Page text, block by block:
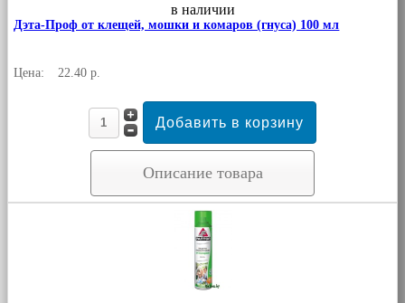
в наличии
Дэта-Проф от клещей, мошки и комаров (гнуса) 100 мл
Цена: 22.40 р.
Описание товара